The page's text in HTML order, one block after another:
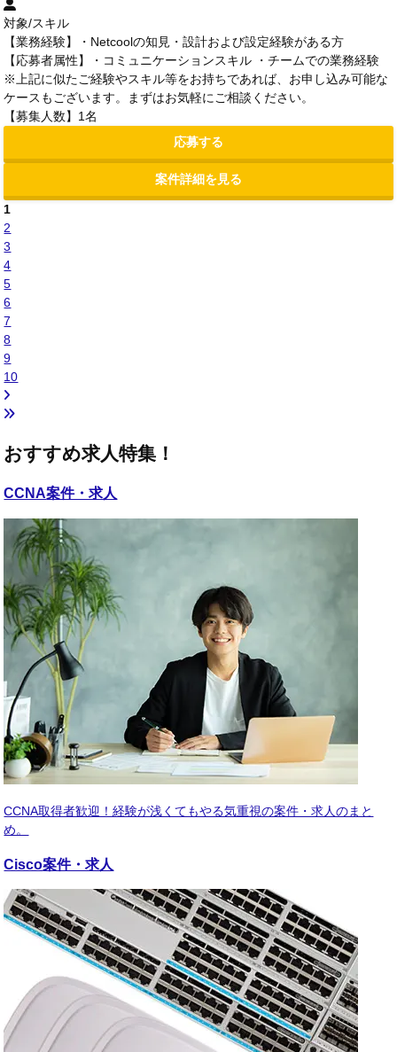
対象/スキル
【業務経験】・Netcoolの知見・設計および設定経験がある方
【応募者属性】・コミュニケーションスキル ・チームでの業務経験
※上記に似たご経験やスキル等をお持ちであれば、お申し込み可能な
ケースもございます。まずはお気軽にご相談ください。
【募集人数】1名
応募する
案件詳細を見る
1
2
3
4
5
6
7
8
9
10
おすすめ求人特集！
CCNA案件・求人
CCNA取得者歓迎！経験が浅くてもやる気重視の案件・求人のまと
め。
Cisco案件・求人